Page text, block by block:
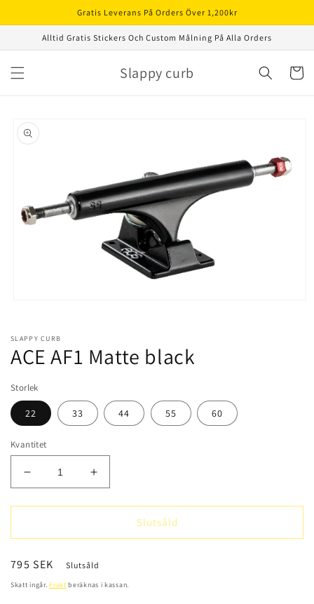
innehåll
Gratis Leverans På Orders Över 1,200kr
Alltid Gratis Stickers Och Custom Målning På Alla Orders
Slappy curb
vidare till
i
SLAPPY CURB
ACE AF1 Matte black
Storlek
22 33 44 55 60
Kvantitet
Minska
kvantitet
för
AF1
black
Öka
kvantitet
för
AF1
black
Slutsåld
Ordinarie
pris
795 SEK Slutsåld
Skatt ingår. Frakt beräknas i kassan.